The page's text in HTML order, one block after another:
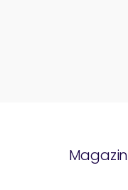
Magazin